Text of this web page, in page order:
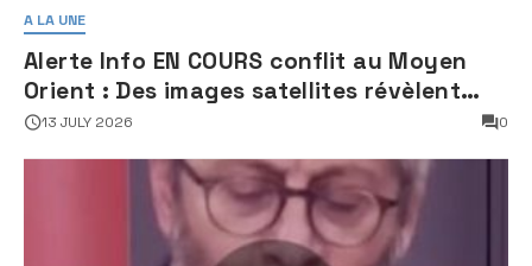
A LA UNE
Alerte Info EN COURS conflit au Moyen
Orient : Des images satellites révèlent
une activité jugée « inquiétante » sur
13 JULY 2026 0